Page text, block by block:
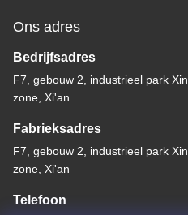
Ons adres
Bedrijfsadres
F7, gebouw 2, industrieel park
zone, Xi'an
Fabrieksadres
F7, gebouw 2, industrieel park
zone, Xi'an
Telefoon